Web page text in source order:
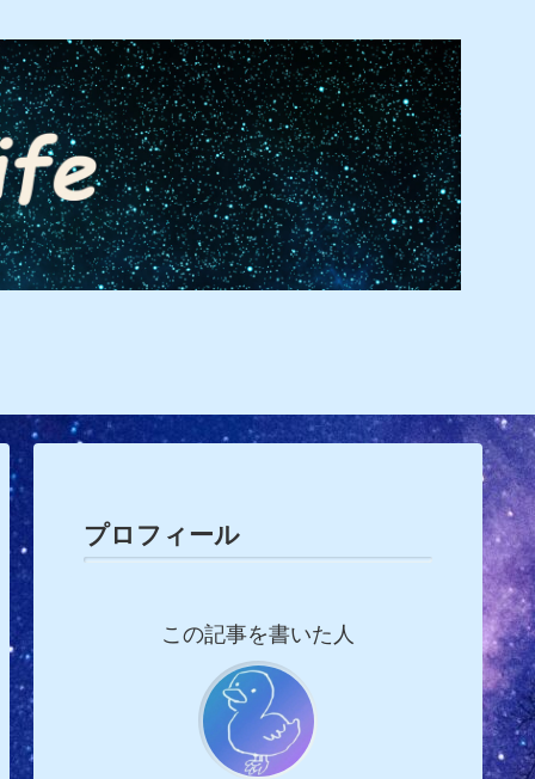
プロフィール
この記事を書いた人